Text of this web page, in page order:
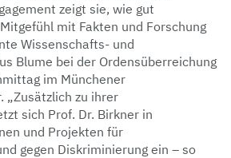
zeigt sie, wie gut
mit Fakten und Forschung
Wissenschafts- und
Blume bei der Ordensüberreichung
im Münchener
„Zusätzlich zu ihrer
sich Prof. Dr. Birkner in
und Projekten für
gegen Diskriminierung ein – so